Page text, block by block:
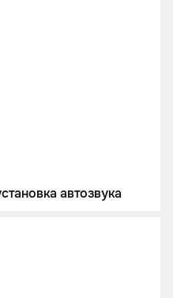
Impreza WRX STI - установка автозвука